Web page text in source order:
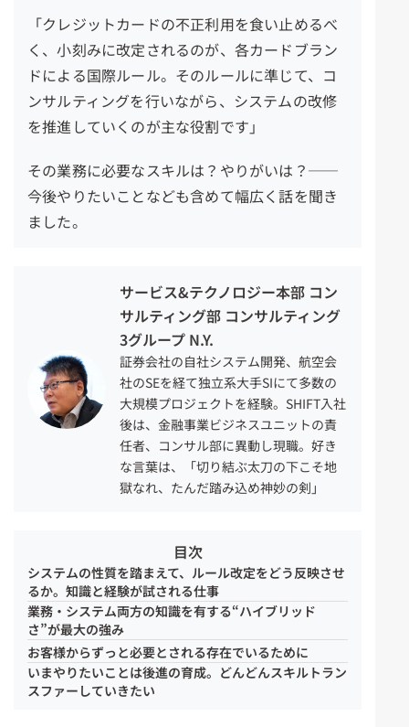
「クレジットカードの不正利用を食い止めるべ
く、小刻みに改定されるのが、各カードブラン
ドによる国際ルール。そのルールに準じて、コ
ンサルティングを行いながら、システムの改修
を推進していくのが主な役割です」
その業務に必要なスキルは？やりがいは？──
今後やりたいことなども含めて幅広く話を聞き
ました。
サービス&テクノロジー本部 コン
サルティング部 コンサルティング
3グループ N.Y.
証券会社の自社システム開発、航空会
社のSEを経て独立系大手SIにて多数の
大規模プロジェクトを経験。SHIFT入社
後は、金融事業ビジネスユニットの責
任者、コンサル部に異動し現職。好き
な言葉は、「切り結ぶ太刀の下こそ地
獄なれ、たんだ踏み込め神妙の剣」
目次
システムの性質を踏まえて、ルール改定をどう反映させ
るか。知識と経験が試される仕事
業務・システム両方の知識を有する“ハイブリッド
さ”が最大の強み
お客様からずっと必要とされる存在でいるために
いまやりたいことは後進の育成。どんどんスキルトラン
スファーしていきたい